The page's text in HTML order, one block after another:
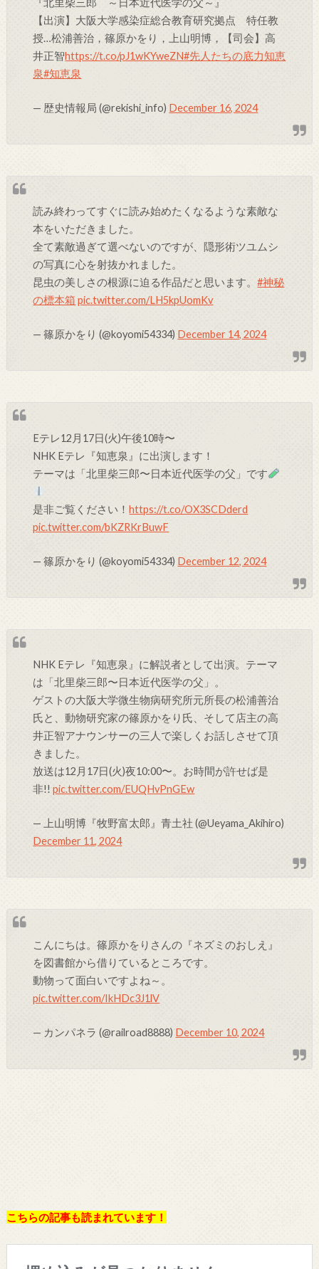
【出演】大阪大学感染症総合教育研究拠点 特任教
授…松浦善治，篠原かをり，上山明博，【司会】高
井正智https://t.co/pJ1wKYweZN#先人たちの底力知恵
泉#知恵泉
— 歴史情報局 (@rekishi_info) December 16, 2024
読み終わってすぐに読み始めたくなるような素敵な
本をいただきました。
全て素敵過ぎて選べないのですが、隠形術ツユムシ
の写真に心を射抜かれました。
昆虫の美しさの根源に迫る作品だと思います。#神秘
の標本箱 pic.twitter.com/LH5kpUomKv
— 篠原かをり (@koyomi54334) December 14, 2024
Eテレ12月17日(火)午後10時〜
NHK Eテレ『知恵泉』に出演します！
テーマは「北里柴三郎〜日本近代医学の父」です
是非ご覧ください！https://t.co/OX3SCDderd
pic.twitter.com/bKZRKrBuwF
— 篠原かをり (@koyomi54334) December 12, 2024
NHK Eテレ『知恵泉』に解説者として出演。テーマ
は「北里柴三郎〜日本近代医学の父」。
ゲストの大阪大学微生物病研究所元所長の松浦善治
氏と、動物研究家の篠原かをり氏、そして店主の高
井正智アナウンサーの三人で楽しくお話しさせて頂
きました。
放送は12月17日(火)夜10:00〜。お時間が許せば是
非!!pic.twitter.com/EUQHvPnGEw
— 上山明博『牧野富太郎』青土社 (@Ueyama_Akihiro)
December 11, 2024
こんにちは。篠原かをりさんの『ネズミのおしえ』
を図書館から借りているところです。
動物って面白いですよね～。
pic.twitter.com/IkHDc3J1lV
— カンパネラ (@railroad8888) December 10, 2024
こちらの記事も読まれています！